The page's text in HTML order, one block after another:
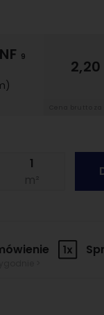
15 filmów
9
2,20